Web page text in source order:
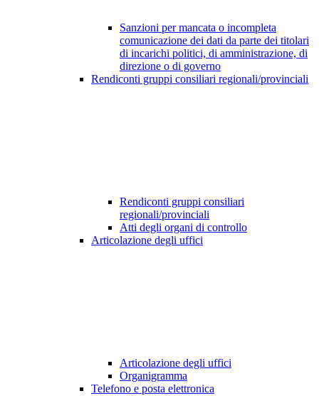
Sanzioni per mancata o incompleta
comunicazione dei dati da parte dei titolari
di incarichi politici, di amministrazione, di
direzione o di governo
Rendiconti gruppi consiliari regionali/provinciali
Rendiconti gruppi consiliari
regionali/provinciali
Atti degli organi di controllo
Articolazione degli uffici
Articolazione degli uffici
Organigramma
Telefono e posta elettronica